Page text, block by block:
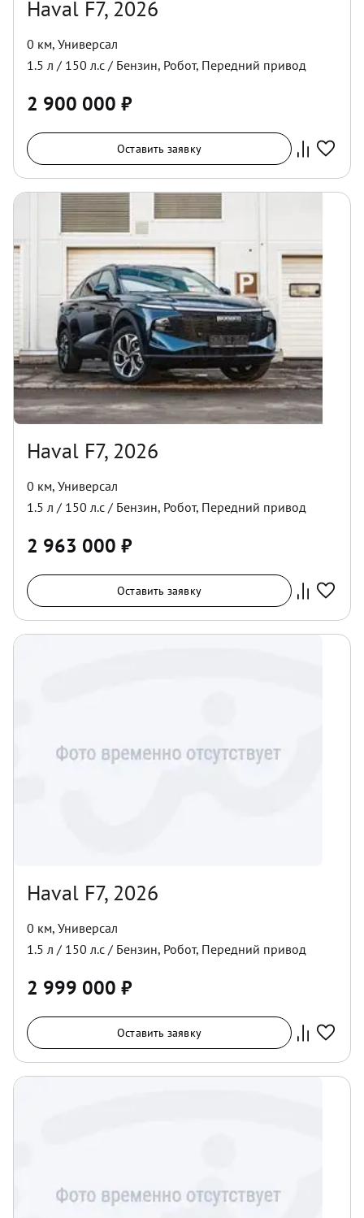
Haval F7, 2026
0 км, Универсал
1.5 л / 150 л.с / Бензин, Робот, Передний привод
2 900 000 ₽
Оставить заявку
Haval F7, 2026
0 км, Универсал
1.5 л / 150 л.с / Бензин, Робот, Передний привод
2 963 000 ₽
Оставить заявку
Haval F7, 2026
0 км, Универсал
1.5 л / 150 л.с / Бензин, Робот, Передний привод
2 999 000 ₽
Оставить заявку